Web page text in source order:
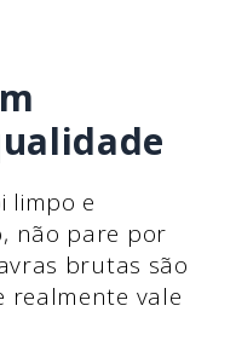
limpo e
não pare por
brutas são
realmente vale